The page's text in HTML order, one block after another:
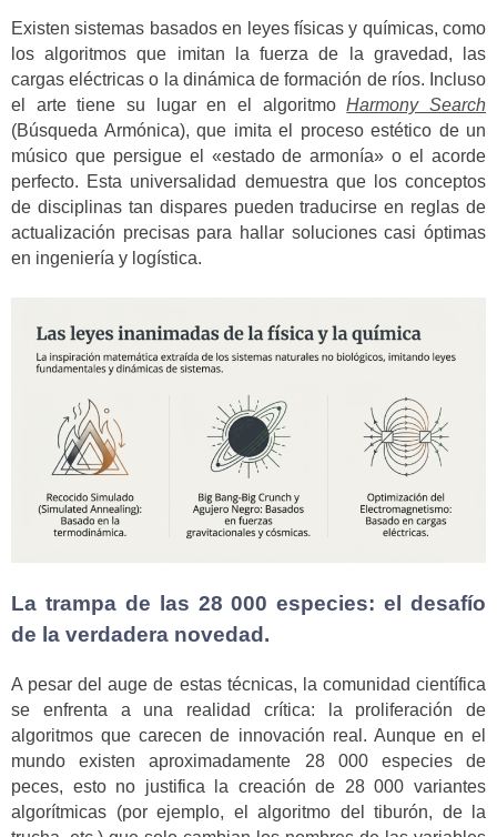
Existen sistemas basados en leyes físicas y químicas, como
los algoritmos que imitan la fuerza de la gravedad, las
cargas eléctricas o la dinámica de formación de ríos. Incluso
el arte tiene su lugar en el algoritmoHarmony Search
(Búsqueda Armónica), que imita el proceso estético de un
músico que persigue el «estado de armonía» o el acorde
perfecto. Esta universalidad demuestra que los conceptos
de disciplinas tan dispares pueden traducirse en reglas de
actualización precisas para hallar soluciones casi óptimas
en ingeniería y logística.
La trampa de las 28 000 especies: el desafío
de la verdadera novedad.
A pesar del auge de estas técnicas, la comunidad científica
se enfrenta a una realidad crítica: la proliferación de
algoritmos que carecen de innovación real. Aunque en el
mundo existen aproximadamente 28 000 especies de
peces, esto no justifica la creación de 28 000 variantes
algorítmicas (por ejemplo, el algoritmo del tiburón, de la